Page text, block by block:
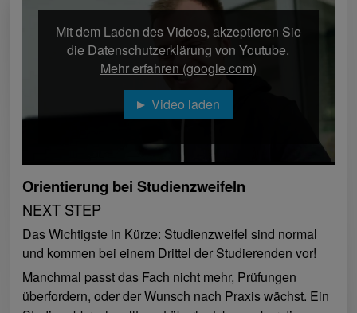
Mit dem Laden des Videos, akzeptieren Sie
die Datenschutzerklärung von Youtube.
Mehr erfahren (google.com)
Video laden
Orientierung bei Studienzweifeln
NEXT STEP
Das Wichtigste in Kürze: Studienzweifel sind normal
und kommen bei einem Drittel der Studierenden vor!
Manchmal passt das Fach nicht mehr, Prüfungen
überfordern, oder der Wunsch nach Praxis wächst. Ein